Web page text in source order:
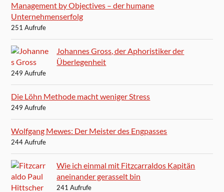
Management by Objectives – der humane
Unternehmenserfolg
251 Aufrufe
Johannes Gross, der Aphoristiker der
Überlegenheit
249 Aufrufe
Die Löhn Methode macht weniger Stress
249 Aufrufe
Wolfgang Mewes: Der Meister des Engpasses
244 Aufrufe
Wie ich einmal mit Fitzcarraldos Kapitän
aneinander gerasselt bin
241 Aufrufe